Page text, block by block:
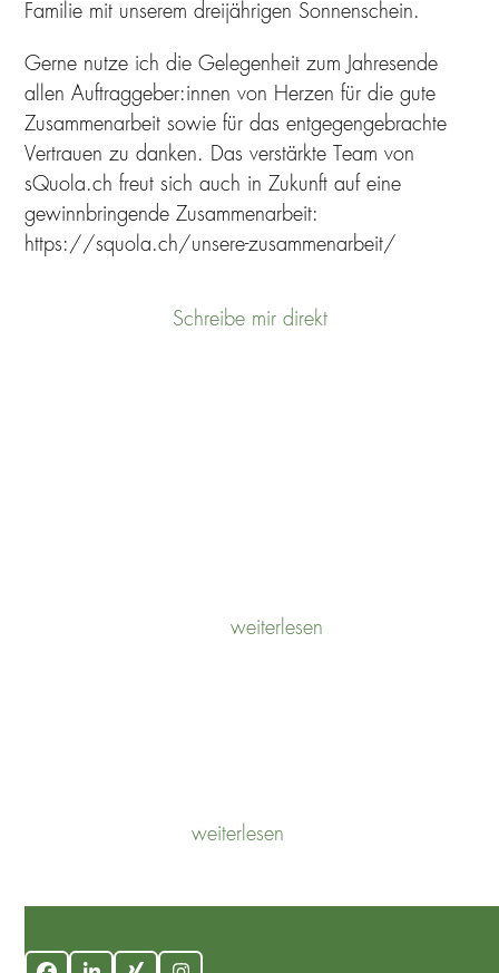
Familie mit unserem dreijährigen Sonnenschein.
Gerne nutze ich die Gelegenheit zum Jahresende
allen Auftraggeber:innen von Herzen für die gute
Zusammenarbeit sowie für das entgegengebrachte
Vertrauen zu danken. Das verstärkte Team von
sQuola.ch freut sich auch in Zukunft auf eine
gewinnbringende Zusammenarbeit:
https://squola.ch/unsere-zusammenarbeit/
Schreibe mir direkt
weiterlesen
weiterlesen